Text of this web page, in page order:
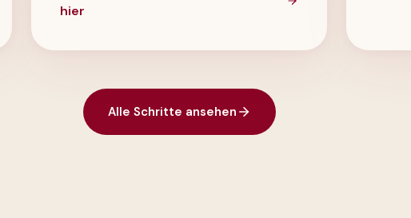
hier
Alle Schritte ansehen